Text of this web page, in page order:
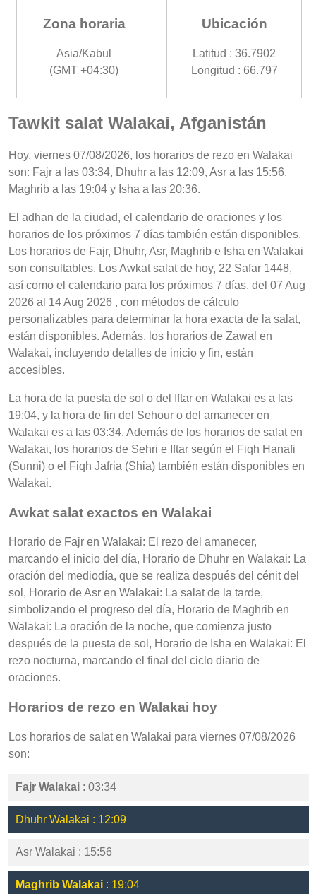
Zona horaria
Asia/Kabul
(GMT +04:30)
Ubicación
Latitud : 36.7902
Longitud : 66.797
Tawkit salat Walakai, Afganistán
Hoy, viernes 07/08/2026, los horarios de rezo en Walakai
son: Fajr a las 03:34, Dhuhr a las 12:09, Asr a las 15:56,
Maghrib a las 19:04 y Isha a las 20:36.
El adhan de la ciudad, el calendario de oraciones y los
horarios de los próximos 7 días también están disponibles.
Los horarios de Fajr, Dhuhr, Asr, Maghrib e Isha en Walakai
son consultables. Los Awkat salat de hoy, 22 Safar 1448,
así como el calendario para los próximos 7 días, del 07 Aug
2026 al 14 Aug 2026 , con métodos de cálculo
personalizables para determinar la hora exacta de la salat,
están disponibles. Además, los horarios de Zawal en
Walakai, incluyendo detalles de inicio y fin, están
accesibles.
La hora de la puesta de sol o del Iftar en Walakai es a las
19:04, y la hora de fin del Sehour o del amanecer en
Walakai es a las 03:34. Además de los horarios de salat en
Walakai, los horarios de Sehri e Iftar según el Fiqh Hanafi
(Sunni) o el Fiqh Jafria (Shia) también están disponibles en
Walakai.
Awkat salat exactos en Walakai
Horario de Fajr en Walakai: El rezo del amanecer,
marcando el inicio del día, Horario de Dhuhr en Walakai: La
oración del mediodía, que se realiza después del cénit del
sol, Horario de Asr en Walakai: La salat de la tarde,
simbolizando el progreso del día, Horario de Maghrib en
Walakai: La oración de la noche, que comienza justo
después de la puesta de sol, Horario de Isha en Walakai: El
rezo nocturna, marcando el final del ciclo diario de
oraciones.
Horarios de rezo en Walakai hoy
Los horarios de salat en Walakai para viernes 07/08/2026
son:
Fajr Walakai : 03:34
Dhuhr Walakai : 12:09
Asr Walakai : 15:56
Maghrib Walakai : 19:04